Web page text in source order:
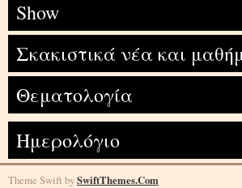
Show
Σκακιστικά νέα και
Θεματολογία
Ημερολόγιο
Theme Swift bySwiftThemes.Com